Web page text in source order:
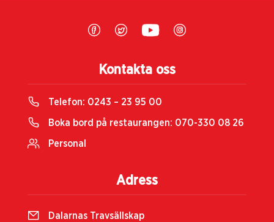
Kontakta oss
Telefon: 0243 – 23 95 00
Boka bord på restaurangen: 070-330 08 26
Personal
Adress
Dalarnas Travsällskap